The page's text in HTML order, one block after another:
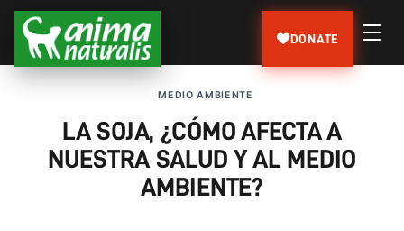
DONATE
MEDIO AMBIENTE
LA SOJA, ¿CÓMO AFECTA A
NUESTRA SALUD Y AL MEDIO
AMBIENTE?